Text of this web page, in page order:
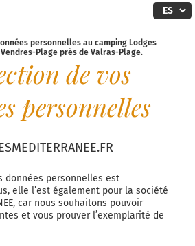
personnelles au camping Lodges
Plage près de Valras-Plage.
de vos
personnelles
données personnelles est
elle l’est également pour la société
car nous souhaitons pouvoir
et vous prouver l’exemplarité de